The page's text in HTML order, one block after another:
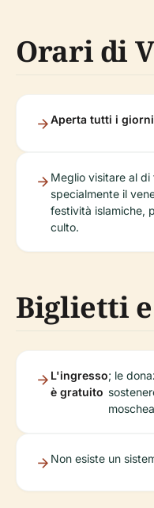
Orari di
Aperta tutti i
Meglio visitare al
specialmente il
festività islamiche,
culto.
Biglietti
L'ingresso
è gratuito
; le
Non esiste un